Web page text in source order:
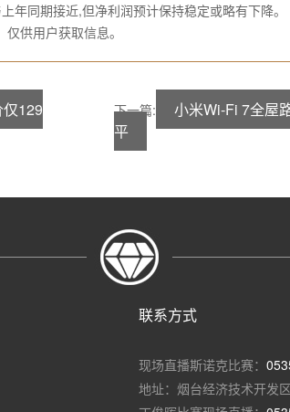
年同期接近,但净利润预计保持稳定或略有下降。
供用户获取信息。
129
下一篇:
小米Wi-Fi 7全屋
平
联系方式
现场直播斯诺克比赛：
地址：烟台经济技术开发